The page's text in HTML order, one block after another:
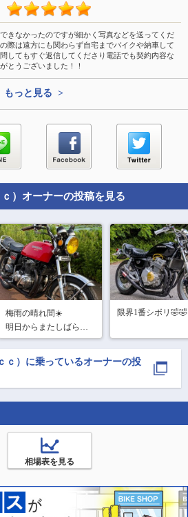
きなかったのですが細かく写真などを送ってくだ
際は遠方にも関わらず自宅までバイクや納車して
してもすぐ返信してくださり電話でも契約内容な
とうございました！！
もっと見る >
） オーナーの投稿を見る
梅雨の晴れ間☀️
明日からまたしばらく
雨らしいので、軽くバ
イク動かしてみました✌️
限界1番シボリ🤣🤣
ｃ） に乗っているオーナーの投
相場表を見る